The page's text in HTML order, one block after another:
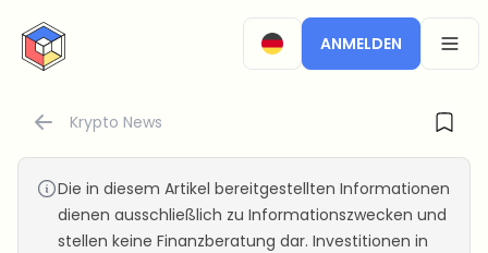
CryptoTicker
ANMELDEN
Krypto News
Die in diesem Artikel bereitgestellten Informationen
dienen ausschließlich zu Informationszwecken und
stellen keine Finanzberatung dar. Investitionen in